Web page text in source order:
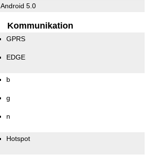
Android 5.0
Kommunikation
GPRS
EDGE
b
g
n
Hotspot